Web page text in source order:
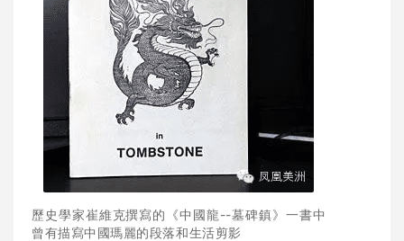
歷史學家崔維克撰寫的《中國龍--墓碑鎮》一書中
曾有描寫中國瑪麗的段落和生活剪影